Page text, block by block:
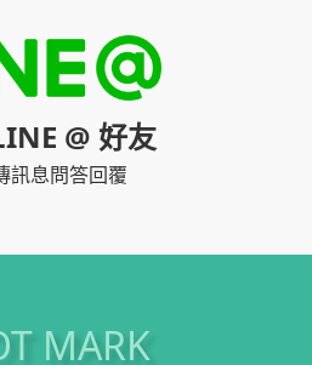
@ 好友
訊息問答回覆
MARK